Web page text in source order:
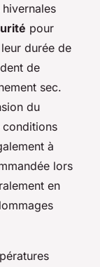
pour
durée de
de
sec.
du
conditions
à
lors
en